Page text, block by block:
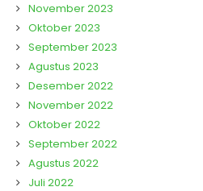
November 2023
Oktober 2023
September 2023
Agustus 2023
Desember 2022
November 2022
Oktober 2022
September 2022
Agustus 2022
Juli 2022